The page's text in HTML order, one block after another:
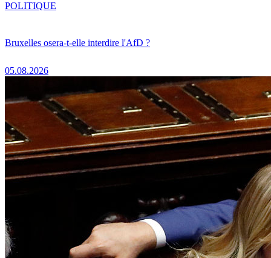
Bruxelles osera-t-elle interdire l'AfD ?
05.08.2026
POLITIQUE